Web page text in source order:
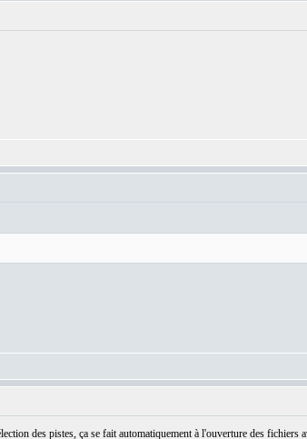
des pistes, ça se fait automatiquement à l'ouverture des